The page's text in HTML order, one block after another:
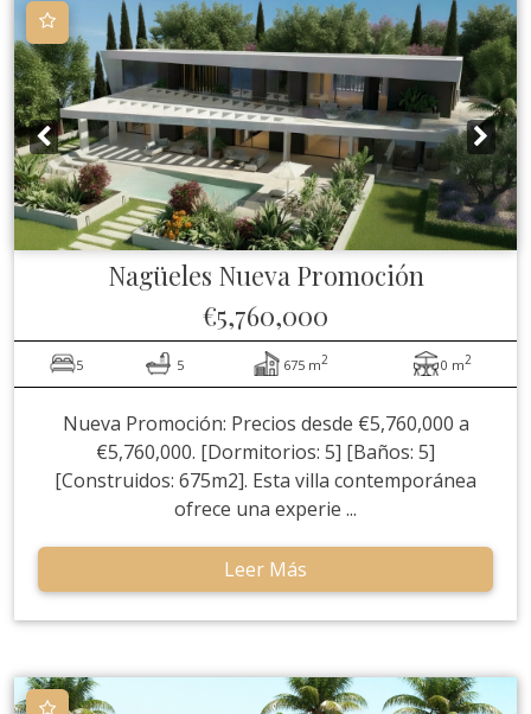
Nagüeles Nueva Promoción
€5,760,000
5 5 675 m2 0 m2
Nueva Promoción: Precios desde €5,760,000 a
€5,760,000. [Dormitorios: 5] [Baños: 5]
[Construidos: 675m2]. Esta villa contemporánea
ofrece una experie ...
Leer Más